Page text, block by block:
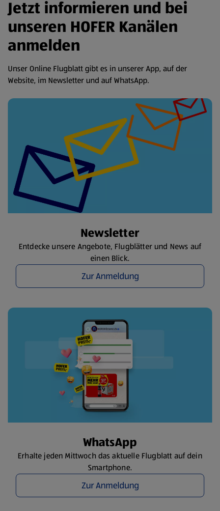
Jetzt informieren und bei
unseren HOFER Kanälen
anmelden
Unser Online Flugblatt gibt es in unserer App, auf der
Website, im Newsletter und auf WhatsApp.
Newsletter
Entdecke unsere Angebote, Flugblätter und News auf
einen Blick.
Zur Anmeldung
WhatsApp
Erhalte jeden Mittwoch das aktuelle Flugblatt auf dein
Smartphone.
Zur Anmeldung